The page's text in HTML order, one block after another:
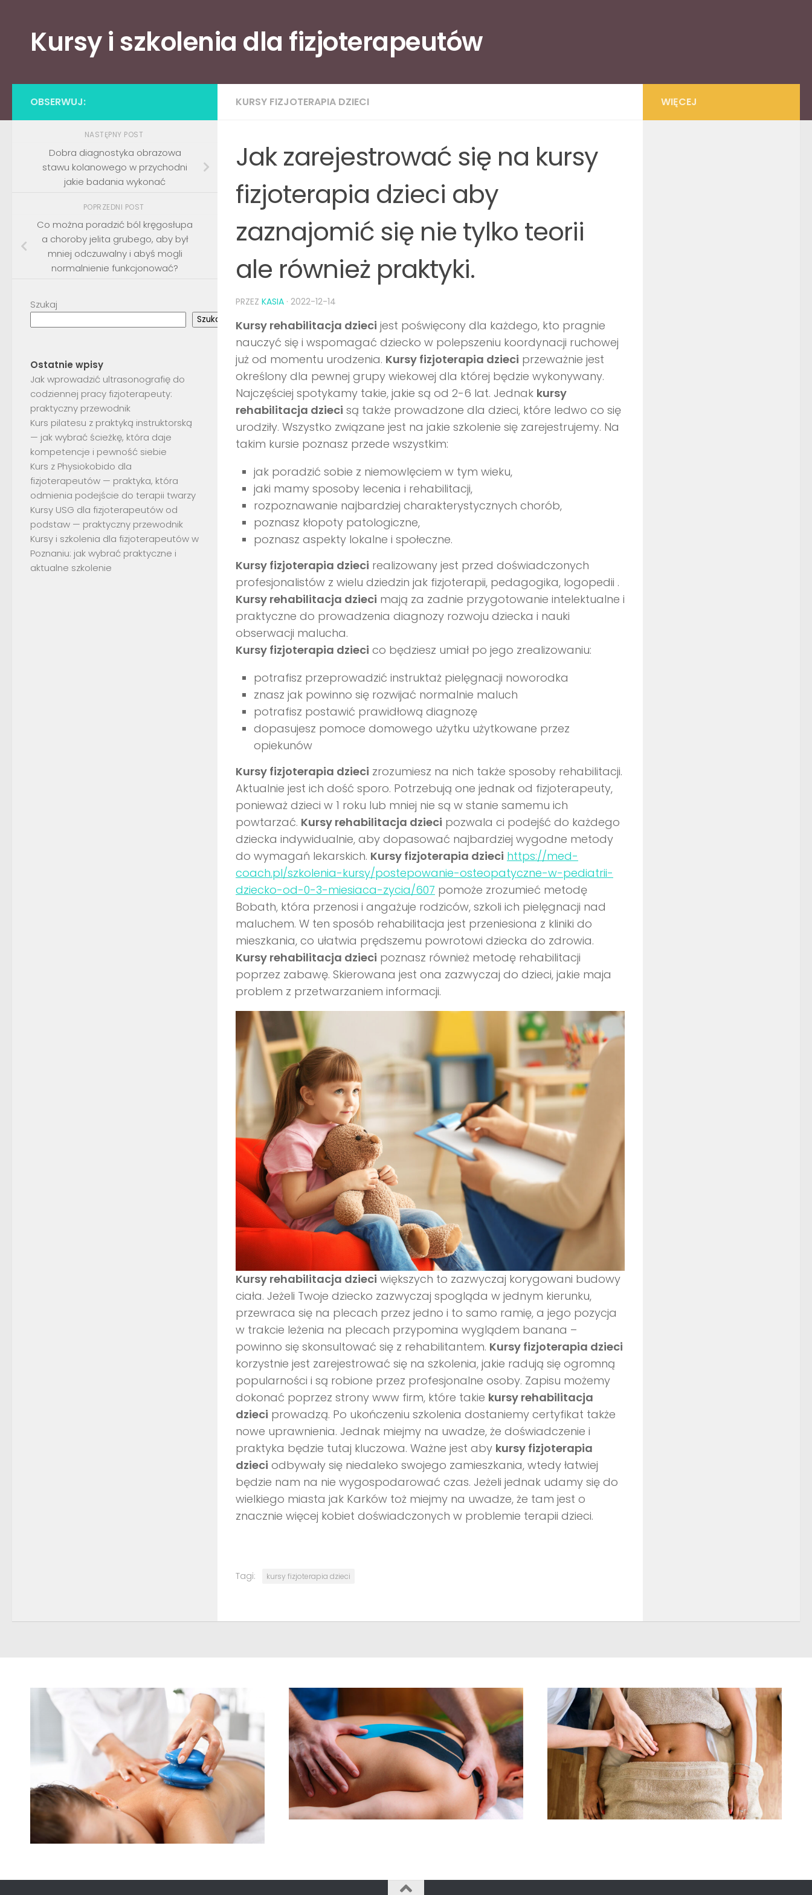
Kursy i szkolenia dla fizjoterapeutów
KURSY FIZJOTERAPIA DZIECI
Jak zarejestrować się na kursy
fizjoterapia dzieci aby
zaznajomić się nie tylko teorii
ale również praktyki.
PRZEZ KASIA · 2022-12-14
Kursy rehabilitacja dzieci jest poświęcony dla każdego, kto pragnie
nauczyć się i wspomagać dziecko w polepszeniu koordynacji ruchowej
już od momentu urodzenia. Kursy fizjoterapia dzieci przeważnie jest
określony dla pewnej grupy wiekowej dla której będzie wykonywany.
Najczęściej spotykamy takie, jakie są od 2-6 lat. Jednak kursy
rehabilitacja dzieci są także prowadzone dla dzieci, które ledwo co się
urodziły. Wszystko związane jest na jakie szkolenie się zarejestrujemy. Na
takim kursie poznasz przede wszystkim:
jak poradzić sobie z niemowlęciem w tym wieku,
jaki mamy sposoby lecenia i rehabilitacji,
rozpoznawanie najbardziej charakterystycznych chorób,
poznasz kłopoty patologiczne,
poznasz aspekty lokalne i społeczne.
Kursy fizjoterapia dzieci realizowany jest przed doświadczonych
profesjonalistów z wielu dziedzin jak fizjoterapii, pedagogika, logopedii .
Kursy rehabilitacja dzieci mają za zadnie przygotowanie intelektualne i
praktyczne do prowadzenia diagnozy rozwoju dziecka i nauki
obserwacji malucha.
Kursy fizjoterapia dzieci co będziesz umiał po jego zrealizowaniu:
potrafisz przeprowadzić instruktaż pielęgnacji noworodka
znasz jak powinno się rozwijać normalnie maluch
potrafisz postawić prawidłową diagnozę
dopasujesz pomoce domowego użytku użytkowane przez
opiekunów
Kursy fizjoterapia dzieci zrozumiesz na nich także sposoby rehabilitacji.
Aktualnie jest ich dość sporo. Potrzebują one jednak od fizjoterapeuty,
ponieważ dzieci w 1 roku lub mniej nie są w stanie samemu ich
powtarzać. Kursy rehabilitacja dzieci pozwala ci podejść do każdego
dziecka indywidualnie, aby dopasować najbardziej wygodne metody
do wymagań lekarskich. Kursy fizjoterapia dzieci https://med-
coach.pl/szkolenia-kursy/postepowanie-osteopatyczne-w-pediatrii-
dziecko-od-0-3-miesiaca-zycia/607 pomoże zrozumieć metodę
Bobath, która przenosi i angażuje rodziców, szkoli ich pielęgnacji nad
maluchem. W ten sposób rehabilitacja jest przeniesiona z kliniki do
mieszkania, co ułatwia prędszemu powrotowi dziecka do zdrowia.
Kursy rehabilitacja dzieci poznasz również metodę rehabilitacji
poprzez zabawę. Skierowana jest ona zazwyczaj do dzieci, jakie maja
problem z przetwarzaniem informacji.
Kursy rehabilitacja dzieci większych to zazwyczaj korygowani budowy
ciała. Jeżeli Twoje dziecko zazwyczaj spogląda w jednym kierunku,
przewraca się na plecach przez jedno i to samo ramię, a jego pozycja
w trakcie leżenia na plecach przypomina wyglądem banana –
powinno się skonsultować się z rehabilitantem. Kursy fizjoterapia dzieci
korzystnie jest zarejestrować się na szkolenia, jakie radują się ogromną
popularności i są robione przez profesjonalne osoby. Zapisu możemy
dokonać poprzez strony www firm, które takie kursy rehabilitacja
dzieci prowadzą. Po ukończeniu szkolenia dostaniemy certyfikat także
nowe uprawnienia. Jednak miejmy na uwadze, że doświadczenie i
praktyka będzie tutaj kluczowa. Ważne jest aby kursy fizjoterapia
dzieci odbywały się niedaleko swojego zamieszkania, wtedy łatwiej
będzie nam na nie wygospodarować czas. Jeżeli jednak udamy się do
wielkiego miasta jak Karków toż miejmy na uwadze, że tam jest o
znacznie więcej kobiet doświadczonych w problemie terapii dzieci.
Tagi: kursy fizjoterapia dzieci
OBSERWUJ:
NASTĘPNY POST
Dobra diagnostyka obrazowa
stawu kolanowego w przychodni
jakie badania wykonać
POPRZEDNI POST
Co można poradzić ból kręgosłupa
a choroby jelita grubego, aby był
mniej odczuwalny i abyś mogli
normalnienie funkcjonować?
Szukaj
Szukaj
Ostatnie wpisy
Jak wprowadzić ultrasonografię do
codziennej pracy fizjoterapeuty:
praktyczny przewodnik
Kurs pilatesu z praktyką instruktorską
— jak wybrać ścieżkę, która daje
kompetencje i pewność siebie
Kurs z Physiokobido dla
fizjoterapeutów — praktyka, która
odmienia podejście do terapii twarzy
Kursy USG dla fizjoterapeutów od
podstaw — praktyczny przewodnik
Kursy i szkolenia dla fizjoterapeutów w
Poznaniu: jak wybrać praktyczne i
aktualne szkolenie
WIĘCEJ